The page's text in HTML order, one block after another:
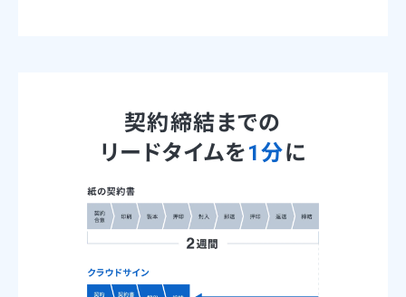
契約締結までの
リードタイムを1分に